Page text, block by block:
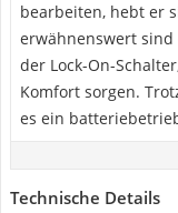
bearbeiten, hebt er
erwähnenswert
der Lock-On-
Komfort sorgen.
es ein
Technische Details